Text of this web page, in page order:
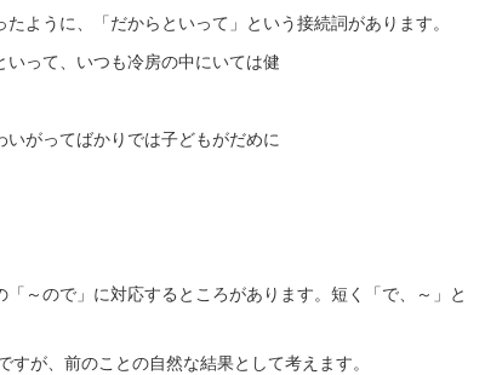
ように、「だからといって」という接続詞があります。
て、いつも冷房の中にいては健
ってばかりでは子どもがだめに
～ので」に対応するところがあります。短く「で、～」と
が、前のことの自然な結果として考えます。